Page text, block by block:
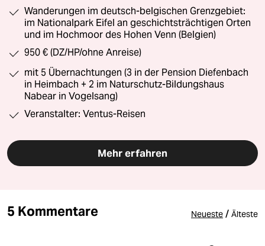
Wanderungen im deutsch-belgischen Grenzgebiet:
im Nationalpark Eifel an geschichtsträchtigen Orten
und im Hochmoor des Hohen Venn (Belgien)
950 € (DZ/HP/ohne Anreise)
mit 5 Übernachtungen (3 in der Pension Diefenbach
in Heimbach + 2 im Naturschutz-Bildungshaus
Nabear in Vogelsang)
Veranstalter: Ventus-Reisen
Mehr erfahren
5 Kommentare Neueste / Älteste